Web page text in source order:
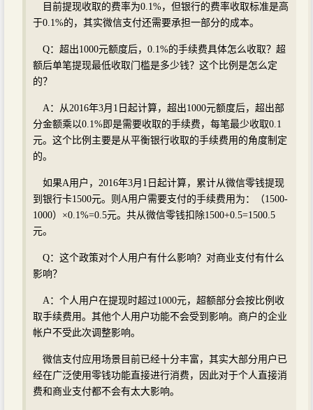
目前提现收取的费率为0.1%，但银行的费率收取标准是高
于0.1%的，其实微信支付还需要承担一部分的成本。
Q：超出1000元额度后，0.1%的手续费具体怎么收取？超
额后单笔提现最低收取门槛是多少钱？这个比例是怎么定
的？
A：从2016年3月1日起计算，超出1000元额度后，超出部
分金额乘以0.1%即是需要收取的手续费，每笔最少收取0.1
元。这个比例主要是从平衡银行收取的手续费用的角度制定
的。
如果A用户，2016年3月1日起计算，累计从微信零钱提现
到银行卡1500元。则A用户需要支付的手续费用为：（1500-
1000）×0.1%=0.5元。共从微信零钱扣除1500+0.5=1500.5
元。
Q：这个政策对个人用户有什么影响？对商业支付有什么
影响？
A：个人用户在提现时超过1000元，超额部分会按比例收
取手续费用。其他个人用户功能不会受到影响。商户的企业
帐户不受此次调整影响。
微信支付应用场景目前已经十分丰富，其实大部分用户已
经在广泛使用零钱功能直接进行消费，因此对于个人直接消
费和商业支付都不会有太大影响。